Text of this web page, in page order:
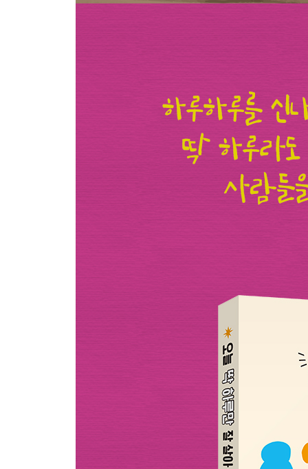
단어들을 수집해 보자
하루에 쓸 용돈을 정한 다음 가계부를 쓰며 한 달을
읽고 싶었지만 엄두가 나지 않던 책을 노트에 정리
집 안의 모든 거울과 시계를 치워 보자
논쟁에 뛰어들어 내가 소중하게 생각하는 것들을
근처에 있는 아무 박물관에나 들어가 보자
도로가 잘 보이는 카페에 앉아서 지나가는 자동차
반전이 기가 막힌 영화를 본 다음, 처음으로 돌아
내 자서전의 첫 문장을 써 보자. 자서전을 10부로